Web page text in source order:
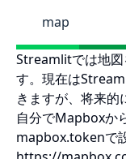
map
Streamlitでは地
す。現在は
きますが、将来的
自分でMapboxか
mapbox.tokenで